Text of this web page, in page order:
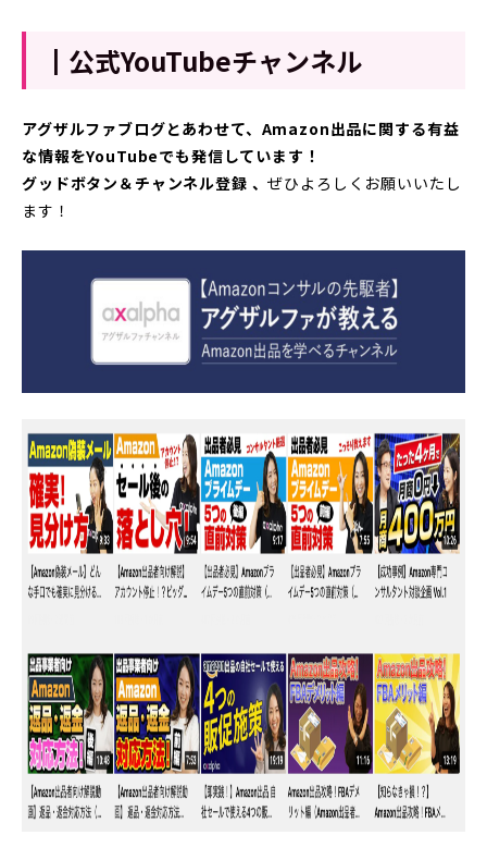
┃公式YouTubeチャンネル
アグザルファブログとあわせて、Amazon出品に関する有益
な情報をYouTubeでも発信しています！
グッドボタン＆チャンネル登録 、ぜひよろしくお願いいたし
ます！